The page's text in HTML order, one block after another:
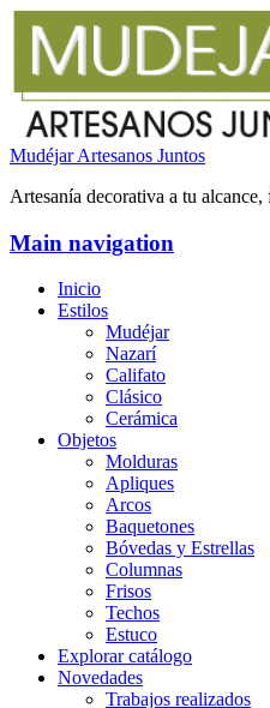
Mudéjar Artesanos Juntos
Artesanía decorativa a tu alcance,
Main navigation
Inicio
Estilos
Mudéjar
Nazarí
Califato
Clásico
Cerámica
Objetos
Molduras
Apliques
Arcos
Baquetones
Bóvedas y Estrellas
Columnas
Frisos
Techos
Estuco
Explorar catálogo
Novedades
Trabajos realizados